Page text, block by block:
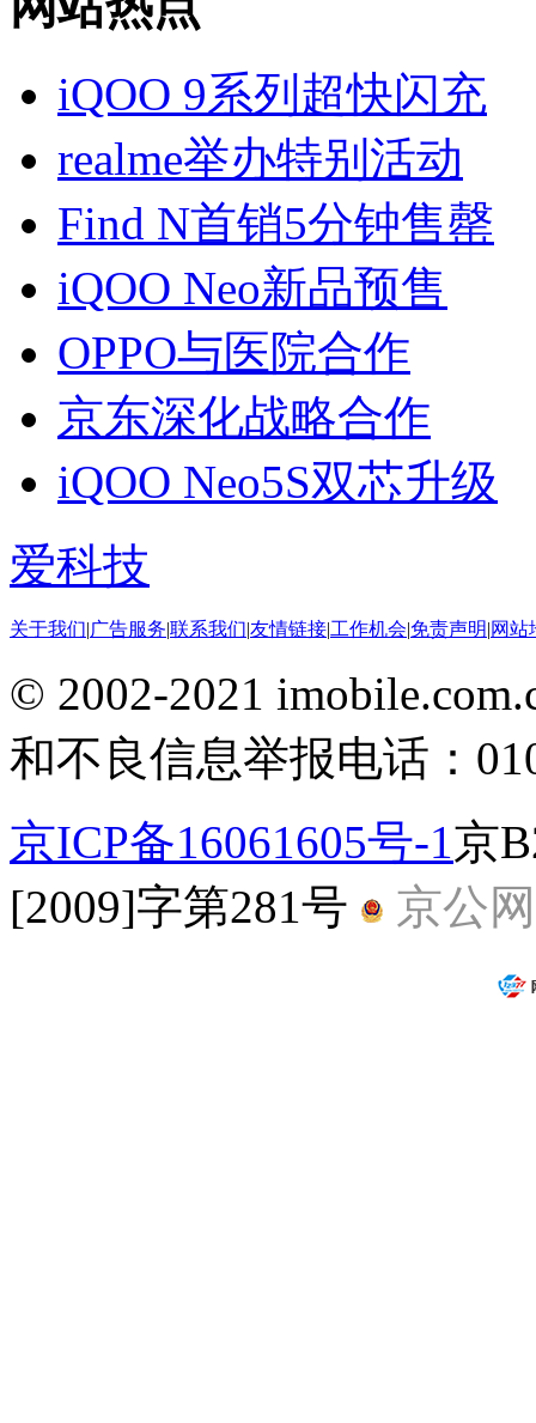
iQOO 9系列超快闪充
realme举办特别活动
Find N首销5分钟售罄
iQOO Neo新品预售
OPPO与医院合作
京东深化战略合作
iQOO Neo5S双芯升级
爱科技
关于我们|广告服务|联系我们|友情链接|工作机会|免责声明|网站
© 2002-2021
和不良信息举报电话：
京ICP备16061605号-1 京
[2009]字第281号
京公